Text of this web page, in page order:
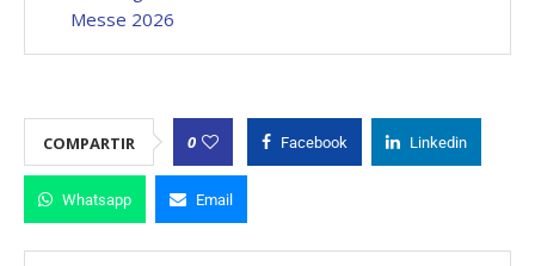
Messe 2026
COMPARTIR 0 Facebook Linkedin
Whatsapp Email